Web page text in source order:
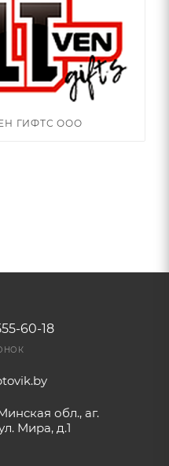
ГИФТС ООО
60-18
обл., аг.
Мира, д.1